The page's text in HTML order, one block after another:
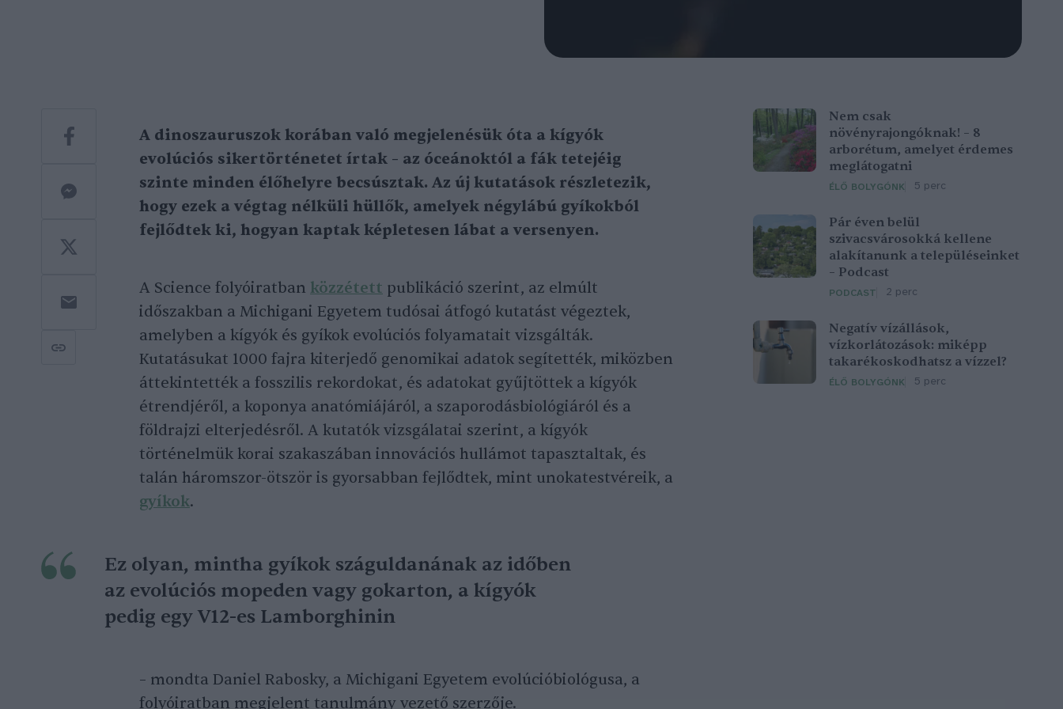
A dinoszauruszok korában való megjelenésük óta a kígyók
evolúciós sikertörténetet írtak – az óceánoktól a fák tetejéig
szinte minden élőhelyre becsúsztak. Az új kutatások részletezik,
hogy ezek a végtag nélküli hüllők, amelyek négylábú gyíkokból
fejlődtek ki, hogyan kaptak képletesen lábat a versenyen.
A Science folyóiratban közzétett publikáció szerint, az elmúlt
időszakban a Michigani Egyetem tudósai átfogó kutatást végeztek,
amelyben a kígyók és gyíkok evolúciós folyamatait vizsgálták.
Kutatásukat 1000 fajra kiterjedő genomikai adatok segítették, miközben
áttekintették a fosszilis rekordokat, és adatokat gyűjtöttek a kígyók
étrendjéről, a koponya anatómiájáról, a szaporodásbiológiáról és a
földrajzi elterjedésről. A kutatók vizsgálatai szerint, a kígyók
történelmük korai szakaszában innovációs hullámot tapasztaltak, és
talán háromszor-ötször is gyorsabban fejlődtek, mint unokatestvéreik, a
gyíkok.
Ez olyan, mintha gyíkok száguldanának az időben
az evolúciós mopeden vagy gokarton, a kígyók
pedig egy V12-es Lamborghinin
– mondta Daniel Rabosky, a Michigani Egyetem evolúcióbiológusa, a
folyóiratban megjelent tanulmány vezető szerzője.
Nem csak
növényrajongóknak! – 8
arborétum, amelyet érdemes
meglátogatni
ÉLŐ BOLYGÓNK 5 perc
Pár éven belül
szivacsvárosokká kellene
alakítanunk a településeinket
– Podcast
PODCAST 2 perc
Negatív vízállások,
vízkorlátozások: miképp
takarékoskodhatsz a vízzel?
ÉLŐ BOLYGÓNK 5 perc